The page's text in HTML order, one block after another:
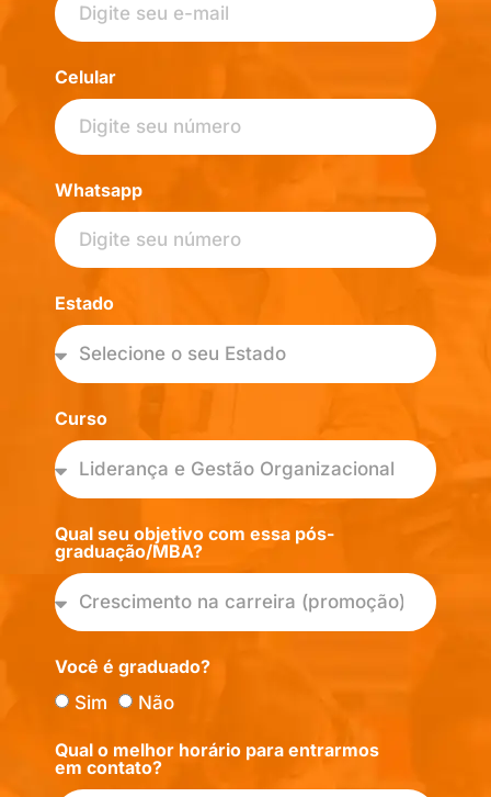
Celular
Whatsapp
Estado
Curso
Qual seu objetivo com essa pós-
graduação/MBA?
Você é graduado?
Sim
Não
Qual o melhor horário para entrarmos
em contato?